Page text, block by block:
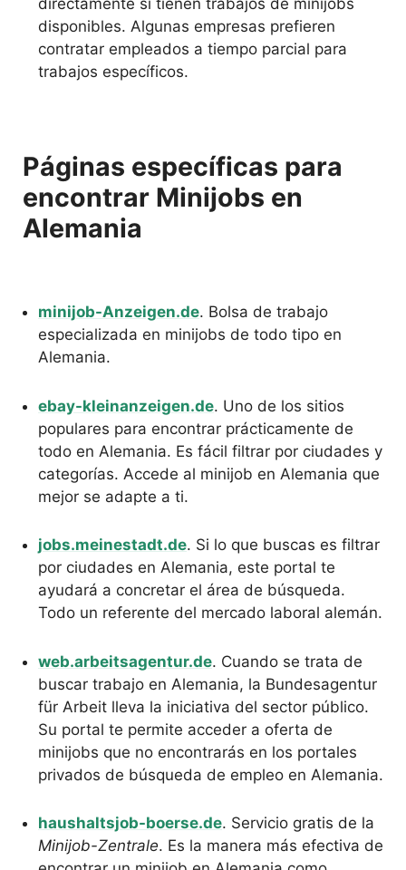
disponibles. Algunas empresas prefieren
contratar empleados a tiempo parcial para
trabajos específicos.
Páginas específicas para
encontrar Minijobs en
Alemania
minijob-Anzeigen.de. Bolsa de trabajo
especializada en minijobs de todo tipo en
Alemania.
ebay-kleinanzeigen.de. Uno de los sitios
populares para encontrar prácticamente de
todo en Alemania. Es fácil filtrar por ciudades y
categorías. Accede al minijob en Alemania que
mejor se adapte a ti.
jobs.meinestadt.de. Si lo que buscas es filtrar
por ciudades en Alemania, este portal te
ayudará a concretar el área de búsqueda.
Todo un referente del mercado laboral alemán.
web.arbeitsagentur.de. Cuando se trata de
buscar trabajo en Alemania, la Bundesagentur
für Arbeit lleva la iniciativa del sector público.
Su portal te permite acceder a oferta de
minijobs que no encontrarás en los portales
privados de búsqueda de empleo en Alemania.
haushaltsjob-boerse.de. Servicio gratis de la
Minijob-Zentrale. Es la manera más efectiva de